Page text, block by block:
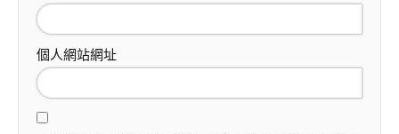
個人網站網址